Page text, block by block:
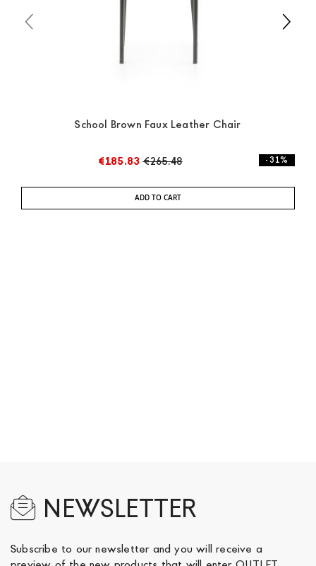
School Brown Faux Leather Chair
€185.83 €265.48 - 31%
ADD TO CART
NEWSLETTER
Subscribe to our newsletter and you will receive a